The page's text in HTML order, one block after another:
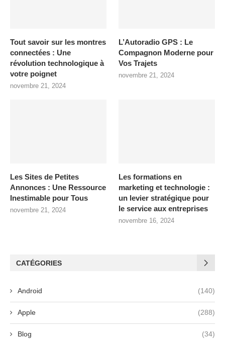
Tout savoir sur les montres
connectées : Une
révolution technologique à
votre poignet
novembre 21, 2024
L’Autoradio GPS : Le
Compagnon Moderne pour
Vos Trajets
novembre 21, 2024
Les Sites de Petites
Annonces : Une Ressource
Inestimable pour Tous
novembre 21, 2024
Les formations en
marketing et technologie :
un levier stratégique pour
le service aux entreprises
novembre 16, 2024
CATÉGORIES
Android (140)
Apple (288)
Blog (34)